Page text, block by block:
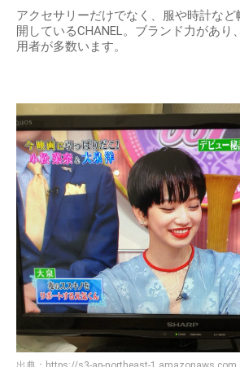
アクセサリーだけでなく、服や時計な
開しているCHANEL。ブランド力があり
用者が多数います。